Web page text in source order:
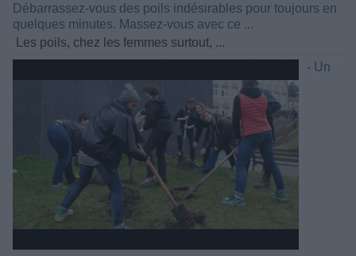
Débarrassez-vous des poils indésirables pour toujours en
quelques minutes. Massez-vous avec ce ...
Les poils, chez les femmes surtout, ...
- Un